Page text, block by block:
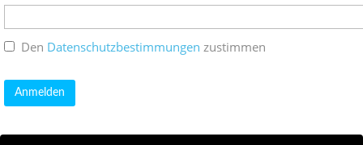
Den Datenschutzbestimmungen zustimmen